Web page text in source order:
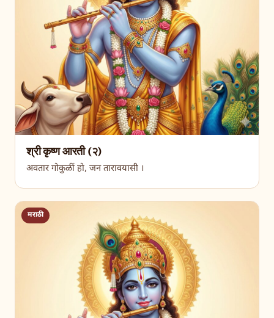
श्री कृष्ण आरती (२)
अवतार गोकुळीं हो, जन तारावयासी ।
मराठी